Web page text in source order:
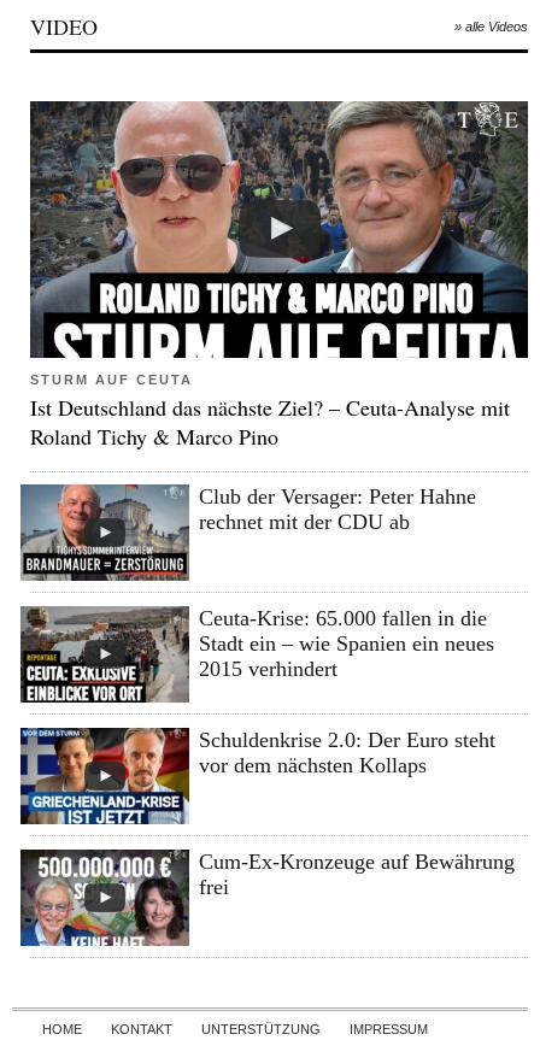
VIDEO » alle Videos
STURM AUF CEUTA
Ist Deutschland das nächste Ziel? – Ceuta-Analyse mit
Roland Tichy & Marco Pino
Club der Versager: Peter Hahne
rechnet mit der CDU ab
Ceuta-Krise: 65.000 fallen in die
Stadt ein – wie Spanien ein neues
2015 verhindert
Schuldenkrise 2.0: Der Euro steht
vor dem nächsten Kollaps
Cum-Ex-Kronzeuge auf Bewährung
frei
Skip to content
HOME KONTAKT UNTERSTÜTZUNG IMPRESSUM